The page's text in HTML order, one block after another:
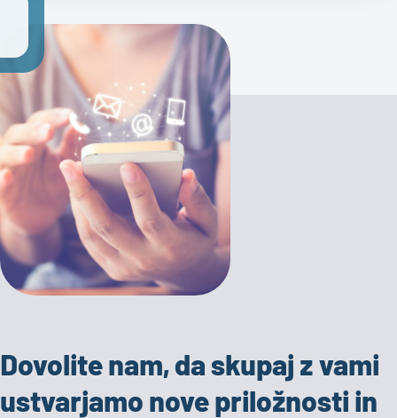
Dovolite nam, da skupaj z vami
ustvarjamo nove priložnosti in